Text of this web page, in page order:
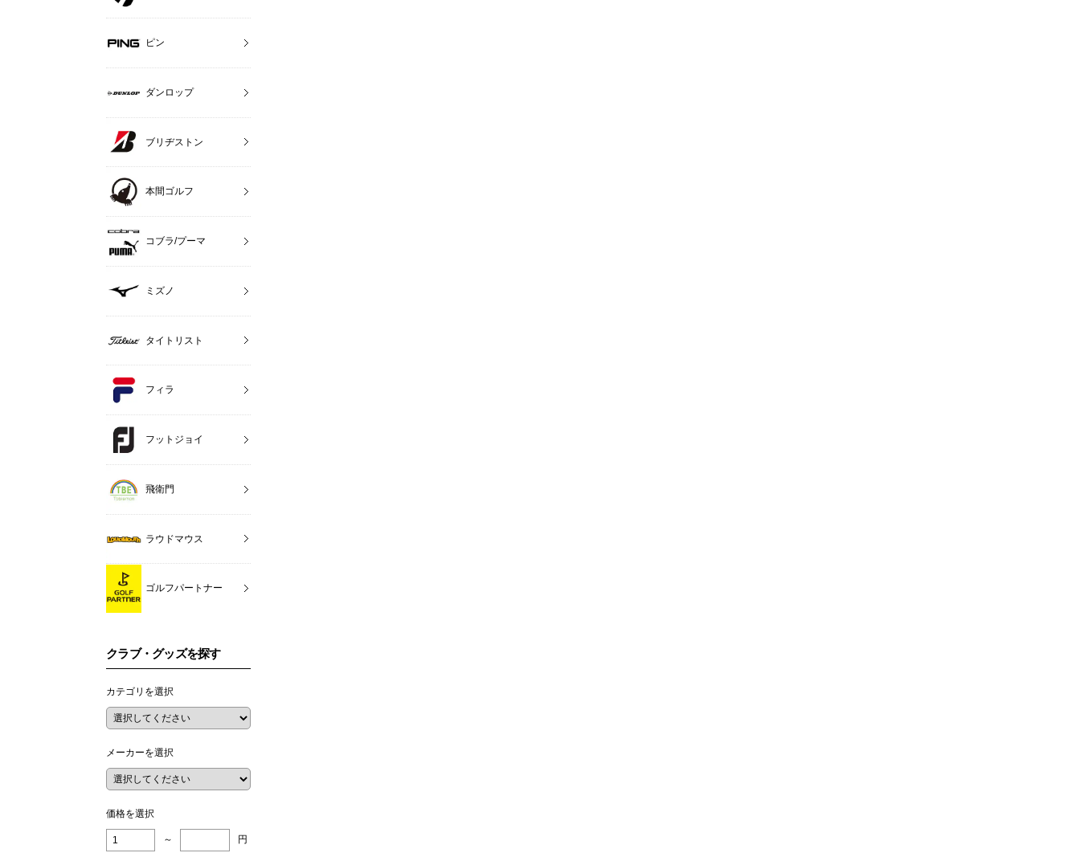
ピン
ダンロップ
ブリヂストン
本間ゴルフ
コブラ/プーマ
ミズノ
タイトリスト
フィラ
フットジョイ
飛衛門
ラウドマウス
ゴルフパートナー
クラブ・グッズを探す
カテゴリを選択
メーカーを選択
価格を選択
～ 円